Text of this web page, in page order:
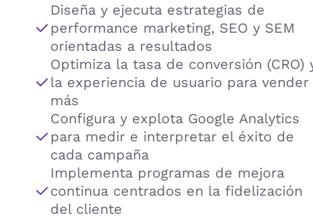
Diseña y ejecuta estrategias de
performance marketing, SEO y SEM
orientadas a resultados
Optimiza la tasa de conversión (CRO)
la experiencia de usuario para vender
más
Configura y explota Google Analytics
para medir e interpretar el éxito de
cada campaña
Implementa programas de mejora
continua centrados en la fidelización
del cliente